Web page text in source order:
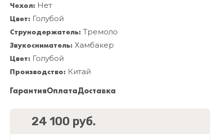
Чехол: Нет
Цвет: Голубой
Струнодержатель: Тремоло
Звукосниматель: Хамбакер
Цвет: Голубой
Производство: Китай
ГарантияОплатаДоставка
24 100 руб.